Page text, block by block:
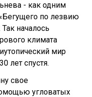
- как одним
по лезвию
началось
климата
мир
лет спустя.
свое
угловатых